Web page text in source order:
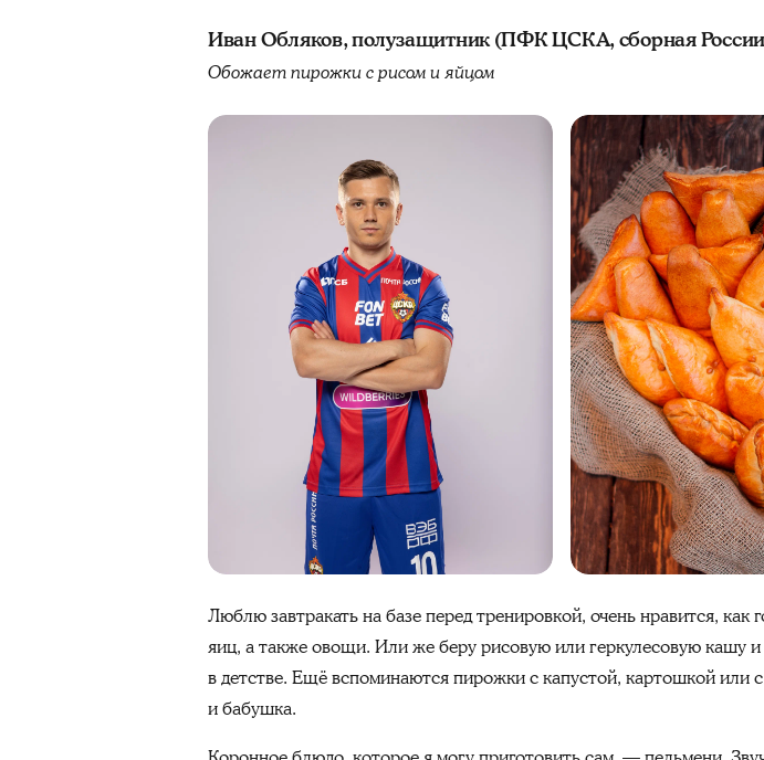
Иван Обляков, полузащитник (ПФК ЦСКА, сборная
Обожает пирожки с рисом и яйцом
Люблю завтракать на базе перед тренировкой, очень нравится,
яиц, а также овощи. Или же беру рисовую или геркулесовую кашу
в детстве. Ещё вспоминаются пирожки с капустой, картошкой или
и бабушка.